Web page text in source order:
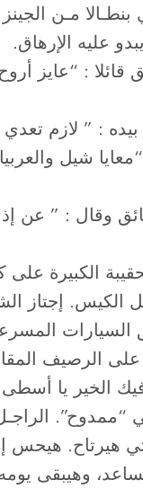
بنطـالا مـن
عليه الإرهاق.
: “عايز
: ” لازم تعدي
شيل
وقال : ” عن
الكبيرة على
الكيس. إجتاز
على الرصيف
الخير يا
هيرتاح. هيحس
وهيبقى